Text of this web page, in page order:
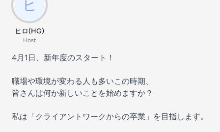
ヒロ(HG)
Host
4月1日、新年度のスタート！
職場や環境が変わる人も多いこの時期、
皆さんは何か新しいことを始めますか？
私は「クライアントワークからの卒業」を目指します。